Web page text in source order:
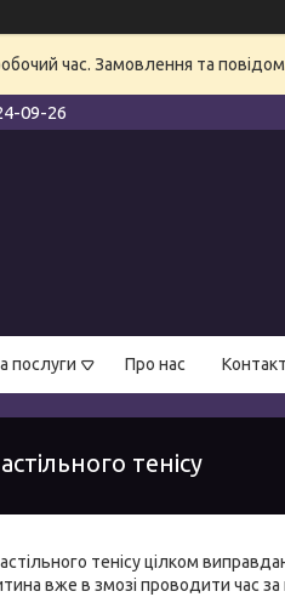
час. Замовлення та
09-26
послуги Про нас
тенісу
тенісу цілком
вже в змозі проводити час